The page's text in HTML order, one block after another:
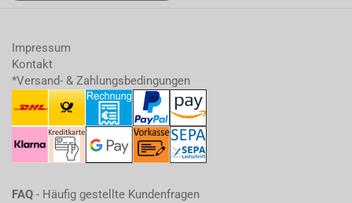
Impressum
Kontakt
*Versand- & Zahlungsbedingungen
FAQ - Häufig gestellte Kundenfragen